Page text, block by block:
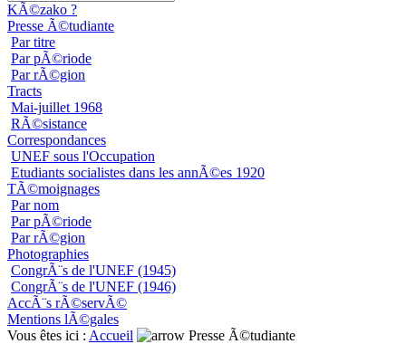
KÃ©zako ?
Presse Ã©tudiante
Par titre
Par pÃ©riode
Par rÃ©gion
Tracts
Mai-juillet 1968
RÃ©sistance
Correspondances
UNEF sous l'Occupation
Etudiants socialistes dans les annÃ©es 1920
TÃ©moignages
Par nom
Par pÃ©riode
Par rÃ©gion
Photographies
CongrÃ¨s de l'UNEF (1945)
CongrÃ¨s de l'UNEF (1946)
AccÃ¨s rÃ©servÃ©
Mentions lÃ©gales
Vous êtes ici : Accueil Presse Ã©tudiante